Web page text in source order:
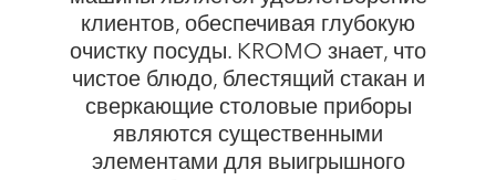
клиентов, обеспечивая глубокую
очистку посуды. KROMO знает, что
чистое блюдо, блестящий стакан и
сверкающие столовые приборы
являются существенными
элементами для выигрышного